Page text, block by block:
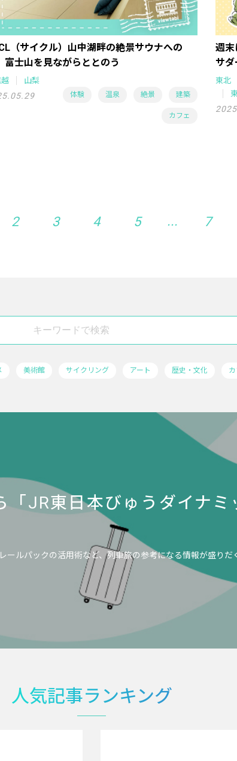
（サイクル）山中湖畔の絶景サウナへの
富士山を見ながらととのう
越 山梨
体験 温泉 絶景 建築
カフェ
週末
サダ
東北
2 3 4 5 ... 7
美術館 サイクリング アート 歴史・文化
JR東日本びゅうダイナ
ルパックの活用術など、列車旅の参考になる情報が盛りだ
人気記事ランキング